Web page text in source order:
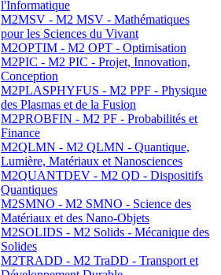
l'Informatique
M2MSV - M2 MSV - Mathématiques
pour les Sciences du Vivant
M2OPTIM - M2 OPT - Optimisation
M2PIC - M2 PIC - Projet, Innovation,
Conception
M2PLASPHYFUS - M2 PPF - Physique
des Plasmas et de la Fusion
M2PROBFIN - M2 PF - Probabilités et
Finance
M2QLMN - M2 QLMN - Quantique,
Lumière, Matériaux et Nanosciences
M2QUANTDEV - M2 QD - Dispositifs
Quantiques
M2SMNO - M2 SMNO - Science des
Matériaux et des Nano-Objets
M2SOLIDS - M2 Solids - Mécanique des
Solides
M2TRADD - M2 TraDD - Transport et